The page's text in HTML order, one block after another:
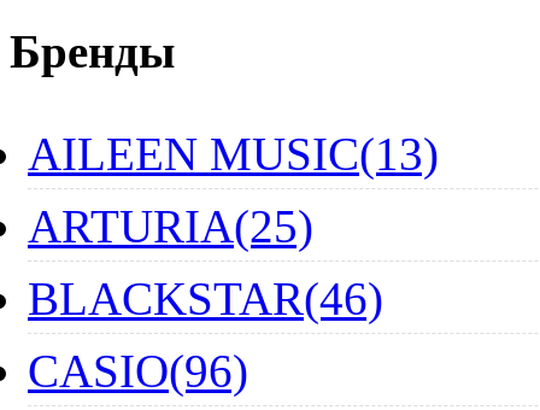
Бренды
AILEEN MUSIC(13)
ARTURIA(25)
BLACKSTAR(46)
CASIO(96)